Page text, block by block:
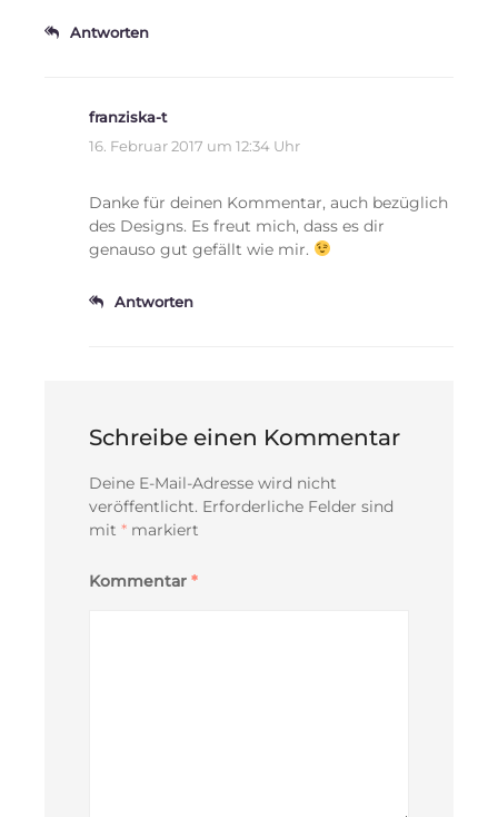
Antworten
franziska-t
16. Februar 2017 um 12:34 Uhr
Danke für deinen Kommentar, auch bezüglich
des Designs. Es freut mich, dass es dir
genauso gut gefällt wie mir.
Antworten
Schreibe einen Kommentar
Deine E-Mail-Adresse wird nicht
veröffentlicht. Erforderliche Felder sind
mit * markiert
Kommentar *